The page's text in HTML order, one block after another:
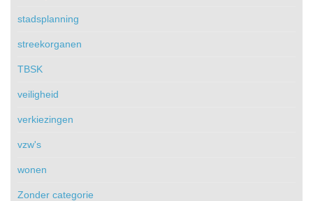
stadsplanning
streekorganen
TBSK
veiligheid
verkiezingen
vzw's
wonen
Zonder categorie